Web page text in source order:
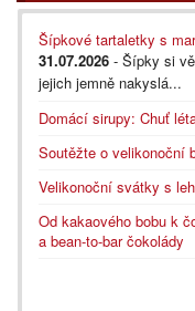
Šípkové tartaletky s
31.07.2026 - Šípky si
jejich jemně nakyslá...
Domácí sirupy: Chuť
Soutěžte o velikonoční
Velikonoční svátky s
Od kakaového bobu k
a bean-to-bar čokolády